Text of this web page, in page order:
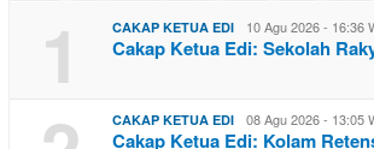
1 CAKAP KETUA EDI 10 Agu 2026 - 16:36
Cakap Ketua Edi: Sekolah
CAKAP KETUA EDI 08 Agu 2026 - 13:05
Cakap Ketua Edi: Kolam